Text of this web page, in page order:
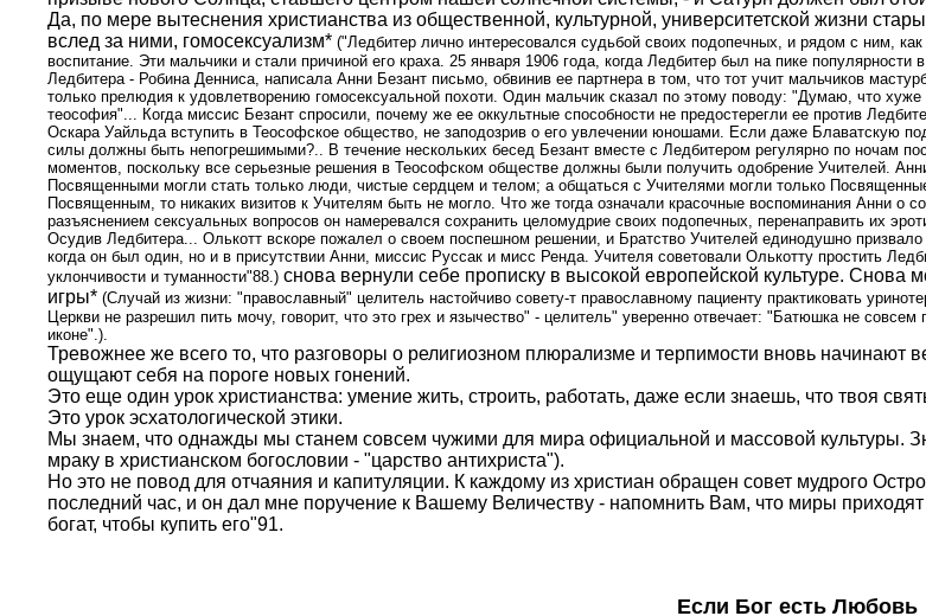
Да, по мере вытеснения христианства из общественной, культурной, университетской жизни
вслед за ними, гомосексуализм* ("Ледбитер лично интересовался судьбой своих подопечных, и рядом с ним,
воспитание. Эти мальчики и стали причиной его краха. 25 января 1906 года, когда Ледбитер был на пике
Ледбитера - Робина Денниса, написала Анни Безант письмо, обвинив ее партнера в том, что тот учит мальчиков
только прелюдия к удовлетворению гомосексуальной похоти. Один мальчик сказал по этому поводу: "Думаю, что
теософия"... Когда миссис Безант спросили, почему же ее оккультные способности не предостерегли ее против
Оскара Уайльда вступить в Теософское общество, не заподозрив о его увлечении юношами. Если даже Блаватскую
силы должны быть непогрешимыми?.. В течение нескольких бесед Безант вместе с Ледбитером регулярно по ночам
моментов, поскольку все серьезные решения в Теософском обществе должны были получить одобрение Учителей.
Посвященными могли стать только люди, чистые сердцем и телом; а общаться с Учителями могли только
Посвященным, то никаких визитов к Учителям быть не могло. Что же тогда означали красочные воспоминания Анни о
разъяснением сексуальных вопросов он намеревался сохранить целомудрие своих подопечных, перенаправить их
Осудив Ледбитера... Олькотт вскоре пожалел о своем поспешном решении, и Братство Учителей единодушно
когда он был один, но и в присутствии Анни, миссис Руссак и мисс Ренда. Учителя советовали Олькотту простить
уклончивости и туманности"88.) снова вернули себе прописку в высокой европейской культуре. Снова
игры* (Случай из жизни: "православный" целитель настойчиво совету-т православному пациенту практиковать
Церкви не разрешил пить мочу, говорит, что это грех и язычество" - целитель" уверенно отвечает: "Батюшка не
иконе".).
Тревожнее же всего то, что разговоры о религиозном плюрализме и терпимости вновь начинают
ощущают себя на пороге новых гонений.
Это еще один урок христианства: умение жить, строить, работать, даже если знаешь, что твоя
Это урок эсхатологической этики.
Мы знаем, что однажды мы станем совсем чужими для мира официальной и массовой культуры.
мраку в христианском богословии - "царство антихриста").
Но это не повод для отчаяния и капитуляции. К каждому из христиан обращен совет мудрого
последний час, и он дал мне поручение к Вашему Величеству - напомнить Вам, что миры
богат, чтобы купить его"91.
Если Бог есть Любовь